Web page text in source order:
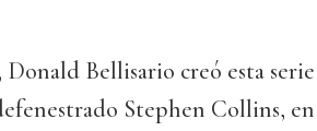
Bellisario creó esta serie
Stephen Collins, en